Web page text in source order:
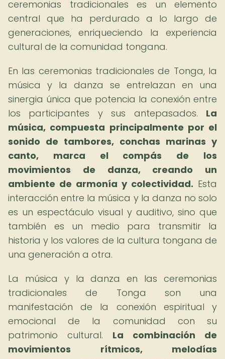
ceremonias tradicionales es un elemento
central que ha perdurado a lo largo de
generaciones, enriqueciendo la experiencia
cultural de la comunidad tongana.
En las ceremonias tradicionales de Tonga, la
música y la danza se entrelazan en una
sinergia única que potencia la conexión entre
los participantes y sus antepasados. La
música, compuesta principalmente por el
sonido de tambores, conchas marinas y
canto, marca el compás de los
movimientos de danza, creando un
ambiente de armonía y colectividad. Esta
interacción entre la música y la danza no solo
es un espectáculo visual y auditivo, sino que
también es un medio para transmitir la
historia y los valores de la cultura tongana de
una generación a otra.
La música y la danza en las ceremonias
tradicionales de Tonga son una
manifestación de la conexión espiritual y
emocional de la comunidad con su
patrimonio cultural. La combinación de
movimientos rítmicos, melodías